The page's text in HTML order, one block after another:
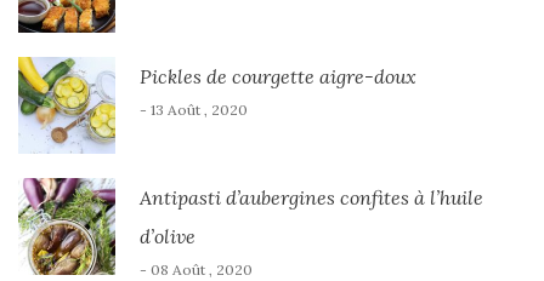
Pickles de courgette aigre-doux
- 13 Août , 2020
Antipasti d’aubergines confites à l’huile
d’olive
- 08 Août , 2020